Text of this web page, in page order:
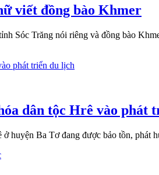
viết đồng bào Khmer
Sóc Trăng nói riêng và đồng bào
dân tộc Hrê vào phát
huyện Ba Tơ đang được bảo tồn, phát